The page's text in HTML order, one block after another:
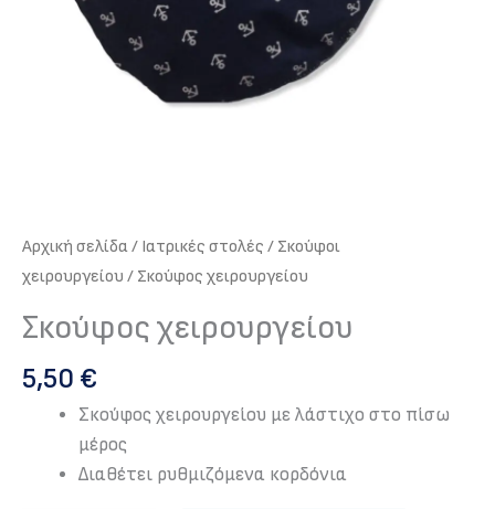
Αρχική σελίδα/ Iατρικές στολές / Σκούφοι
χειρουργείου / Σκούφος χειρουργείου
Σκούφος χειρουργείου
5,50 €
Σκούφος χειρουργείου με λάστιχο στο πίσω
μέρος
Διαθέτει ρυθμιζόμενα κορδόνια